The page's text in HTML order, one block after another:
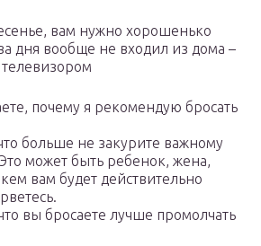
вам нужно хорошенько
дня вообще не входил из дома –
почему я рекомендую бросать
больше не закурите важному
может быть ребенок, жена,
вам будет действительно
вы бросаете лучше промолчать